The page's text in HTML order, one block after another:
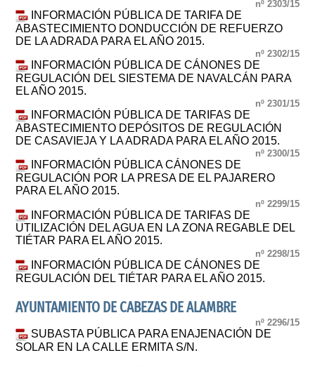
nº 2303/15
INFORMACIÓN PÚBLICA DE TARIFA DE
ABASTECIMIENTO DONDUCCIÓN DE REFUERZO
DE LA ADRADA PARA EL AÑO 2015.
nº 2302/15
INFORMACIÓN PÚBLICA DE CÁNONES DE
REGULACIÓN DEL SIESTEMA DE NAVALCÁN PARA
EL AÑO 2015.
nº 2301/15
INFORMACIÓN PÚBLICA DE TARIFAS DE
ABASTECIMIENTO DEPÓSITOS DE REGULACIÓN
DE CASAVIEJA Y LA ADRADA PARA EL AÑO 2015.
nº 2300/15
INFORMACIÓN PÚBLICA CÁNONES DE
REGULACIÓN POR LA PRESA DE EL PAJARERO
PARA EL AÑO 2015.
nº 2299/15
INFORMACIÓN PÚBLICA DE TARIFAS DE
UTILIZACIÓN DEL AGUA EN LA ZONA REGABLE DEL
TIÉTAR PARA EL AÑO 2015.
nº 2298/15
INFORMACIÓN PÚBLICA DE CÁNONES DE
REGULACIÓN DEL TIÉTAR PARA EL AÑO 2015.
AYUNTAMIENTO DE CABEZAS DE ALAMBRE
nº 2296/15
SUBASTA PÚBLICA PARA ENAJENACIÓN DE
SOLAR EN LA CALLE ERMITA S/N.